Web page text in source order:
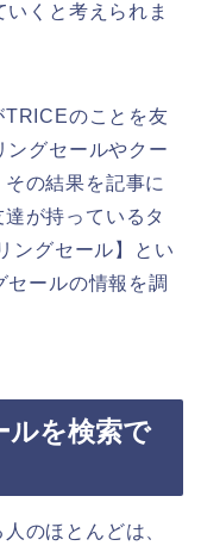
くと考えられま
TRICEのことを友
グセールやクー
の結果を記事に
が持っているタ
ングセール】とい
ールの情報を調
ルを検索で
のほとんどは、